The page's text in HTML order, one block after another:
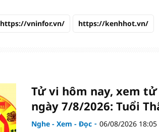
https://vninfor.vn/ https://kenhhot.vn/
Tử vi hôm nay, xem
ngày 7/8/2026: Tuổi
Nghe - Xem - Đọc 06/08/2026 18:05